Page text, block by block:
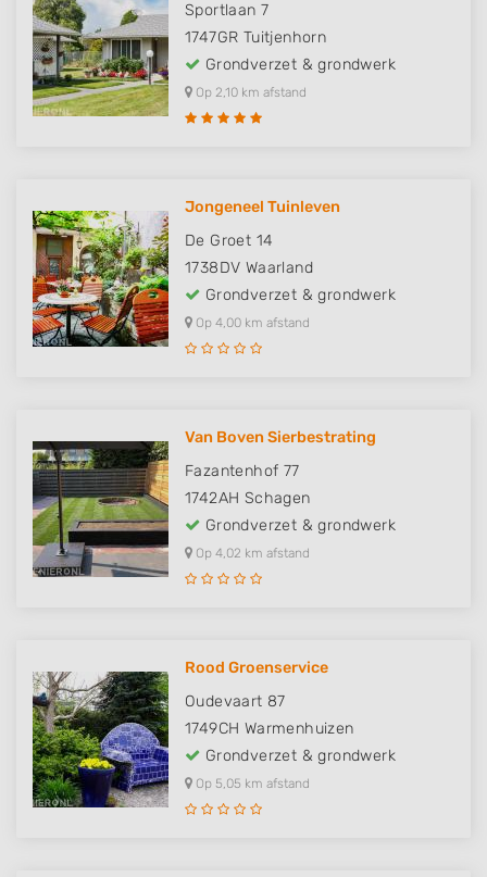
Sportlaan 7
1747GR Tuitjenhorn
Grondverzet & grondwerk
Op 2,10 km afstand
Jongeneel Tuinleven
De Groet 14
1738DV Waarland
Grondverzet & grondwerk
Op 4,00 km afstand
Van Boven Sierbestrating
Fazantenhof 77
1742AH Schagen
Grondverzet & grondwerk
Op 4,02 km afstand
Rood Groenservice
Oudevaart 87
1749CH Warmenhuizen
Grondverzet & grondwerk
Op 5,05 km afstand